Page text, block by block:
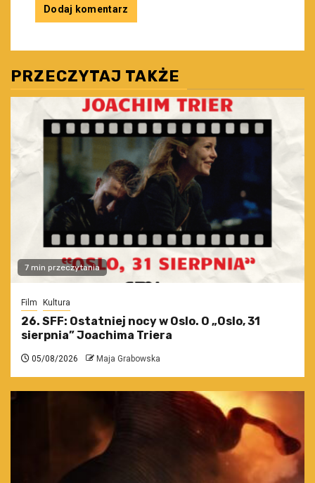
PRZECZYTAJ TAKŻE
7 min przeczytania
Film Kultura
26. SFF: Ostatniej nocy w Oslo. O „Oslo, 31
sierpnia” Joachima Triera
05/08/2026 Maja Grabowska